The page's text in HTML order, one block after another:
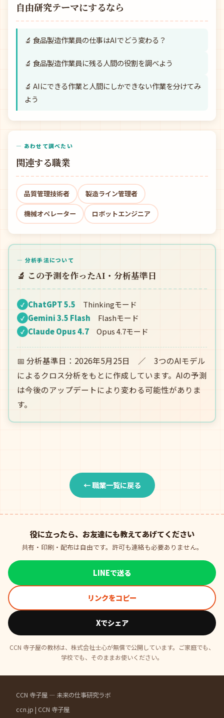
自由研究テーマにするなら
🔬 食品製造作業員の仕事はAIでどう変わる？
🔬 食品製造作業員に残る人間の役割を調べよう
🔬 AIにできる作業と人間にしかできない作業を分けてみ
よう
— あわせて調べたい
関連する職業
品質管理技術者 製造ライン管理者
機械オペレーター ロボットエンジニア
— 分析手法について
🔬 この予測を作ったAI・分析基準日
✓ ChatGPT 5.5 Thinkingモード
✓ Gemini 3.5 Flash Flashモード
✓ Claude Opus 4.7 Opus 4.7モード
📅 分析基準日：2026年5月25日 ／ 3つのAIモデル
によるクロス分析をもとに作成しています。AIの予測
は今後のアップデートにより変わる可能性がありま
す。
← 職業一覧に戻る
役に立ったら、お友達にも教えてあげてください
共有・印刷・配布は自由です。許可も連絡も必要ありません。
LINEで送る
リンクをコピー
Xでシェア
CCN 寺子屋の教材は、株式会社士心が無償で公開しています。ご家庭でも、
学校でも、そのままお使いください。
CCN 寺子屋 — 未来の仕事研究ラボ
ccn.jp | CCN 寺子屋